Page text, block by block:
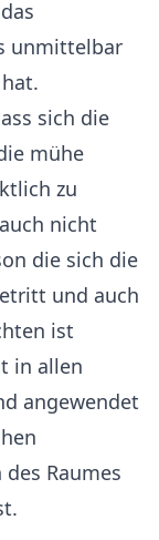
unmittelbar
sich die
mühe
zu
nicht
die sich die
und auch
ist
in allen
angewendet
Raumes